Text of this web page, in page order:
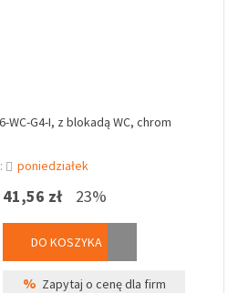
WC-G4-I, z blokadą WC, chrom
poniedziałek
41,56 zł 23%
DO KOSZYKA
% Zapytaj o cenę dla firm